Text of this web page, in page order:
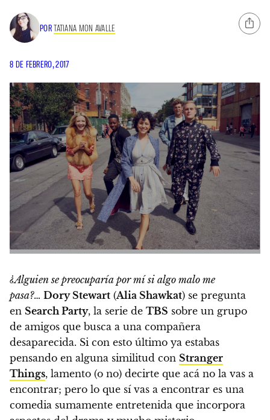
PORTATIANA MON AVALLE
8 DE FEBRERO, 2017
¿Alguien se preocuparía por mí si algo malo me
pasa?… Dory Stewart (Alia Shawkat) se pregunta
en Search Party, la serie de TBS sobre un grupo
de amigos que busca a una compañera
desaparecida. Si con esto último ya estabas
pensando en alguna similitud con Stranger
Things, lamento (o no) decirte que acá no la vas a
encontrar; pero lo que sí vas a encontrar es una
comedia sumamente entretenida que incorpora